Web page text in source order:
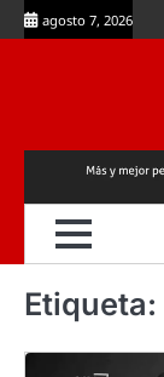
Skip
to
agosto 7, 2026
Etiqueta: